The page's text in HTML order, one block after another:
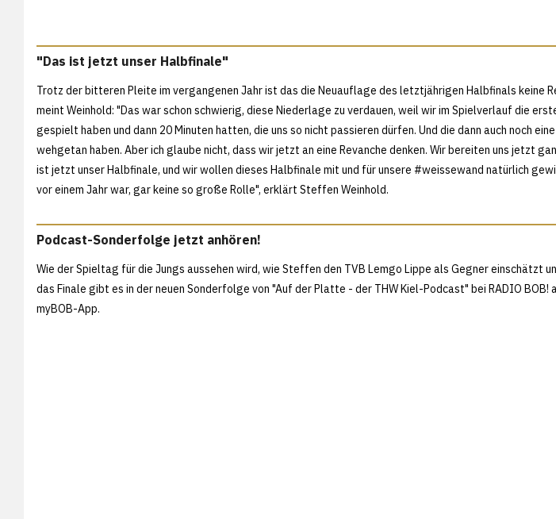
"Das ist jetzt unser Halbfinale"
Trotz der bitteren Pleite im vergangenen Jahr ist das die Neuauflage des letztjährigen Halbfinals keine
meint Weinhold: "Das war schon schwierig, diese Niederlage zu verdauen, weil wir im Spielverlauf die
gespielt haben und dann 20 Minuten hatten, die uns so nicht passieren dürfen. Und die dann auch noch
wehgetan haben. Aber ich glaube nicht, dass wir jetzt an eine Revanche denken. Wir bereiten uns jetzt
ist jetzt unser Halbfinale, und wir wollen dieses Halbfinale mit und für unsere #weissewand natürlich
vor einem Jahr war, gar keine so große Rolle", erklärt Steffen Weinhold.
Podcast-Sonderfolge jetzt anhören!
Wie der Spieltag für die Jungs aussehen wird, wie Steffen den TVB Lemgo Lippe als Gegner einschätzt
das Finale gibt es in der neuen Sonderfolge von "Auf der Platte - der THW Kiel-Podcast" bei RADIO BOB!
myBOB-App.